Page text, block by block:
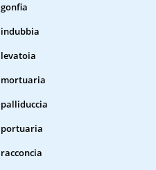
gonfia
indubbia
levatoia
mortuaria
palliduccia
portuaria
racconcia